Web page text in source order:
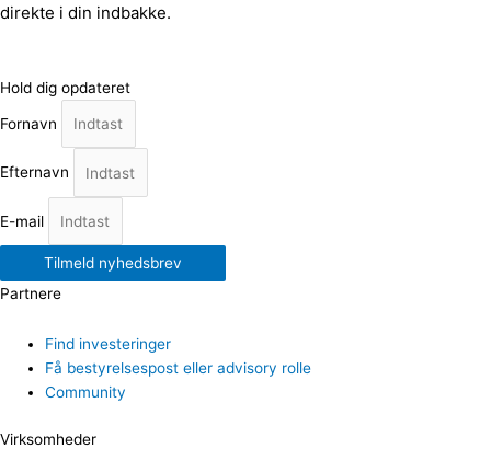
direkte i din indbakke.
Hold dig opdateret
Fornavn
Efternavn
E-mail
Tilmeld nyhedsbrev
Partnere
Find investeringer
Få bestyrelsespost eller advisory rolle
Community
Virksomheder